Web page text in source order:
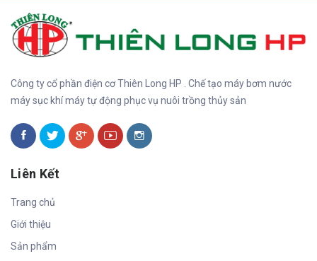
Công ty cổ phần điện cơ Thiên Long HP . Chế tạo máy bơm nước
máy sục khí máy tự động phục vụ nuôi trồng thủy sản
Liên Kết
Trang chủ
Giới thiệu
Sản phẩm